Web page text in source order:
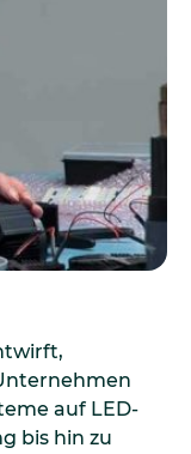
auf LED-
bis hin zu